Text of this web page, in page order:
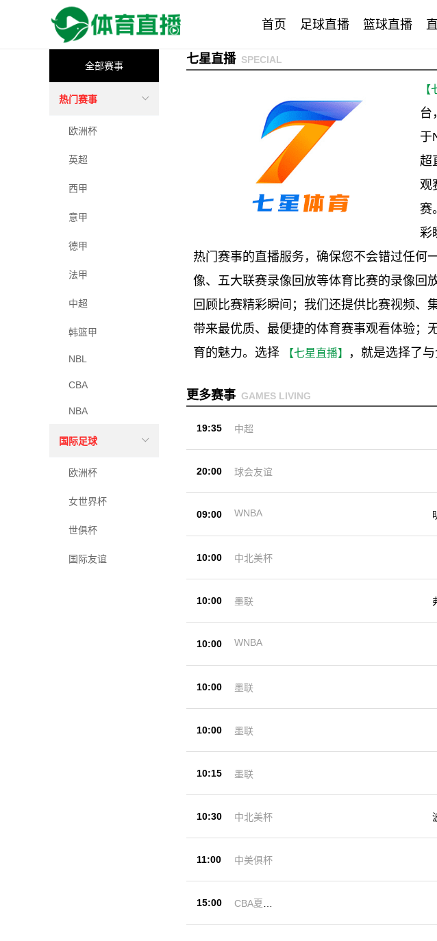
首页 足球直播 篮球直播
全部赛事
热门赛事
欧洲杯
英超
西甲
意甲
德甲
法甲
中超
韩篮甲
NBL
CBA
NBA
国际足球
欧洲杯
女世界杯
世俱杯
国际友谊
七星直播 SPECIAL
【
台
于
超
观
赛
彩
热门赛事的直播服务，确保您不会错过任何
像、五大联赛录像回放等体育比赛的录像回
回顾比赛精彩瞬间；我们还提供比赛视频、
带来最优质、最便捷的体育赛事观看体验；
育的魅力。选择
【七星直播】 ，就是选择了
更多赛事 GAMES LIVING
19:35 中超
20:00 球会友谊
09:00 WNBA
10:00 中北美杯
10:00 墨联
10:00 WNBA
10:00 墨联
10:00 墨联
10:15 墨联
10:30 中北美杯
11:00 中美俱杯
15:00
CBA夏季